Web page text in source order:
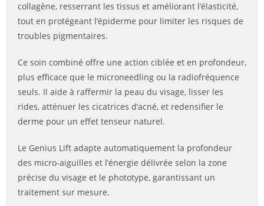
collagène, resserrant les tissus et améliorant l’élasticité,
tout en protégeant l’épiderme pour limiter les risques de
troubles pigmentaires.
Ce soin combiné offre une action ciblée et en profondeur,
plus efficace que le microneedling ou la radiofréquence
seuls. Il aide à raffermir la peau du visage, lisser les
rides, atténuer les cicatrices d’acné, et redensifier le
derme pour un effet tenseur naturel.
Le Genius Lift adapte automatiquement la profondeur
des micro-aiguilles et l’énergie délivrée selon la zone
précise du visage et le phototype, garantissant un
traitement sur mesure.